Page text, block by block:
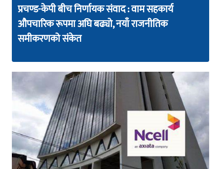
प्रचण्ड-केपी बीच निर्णायक संवाद : वाम सहकार्य
औपचारिक रूपमा अघि बढ्यो, नयाँ राजनीतिक
समीकरणको संकेत